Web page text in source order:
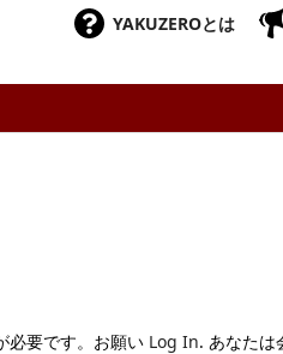
YAKUZEROとは
必要です。お願い Log In. あなたは